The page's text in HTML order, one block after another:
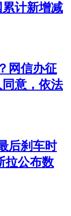
累计新增减
网信办征
意，依法
后刹车时
拉公布数